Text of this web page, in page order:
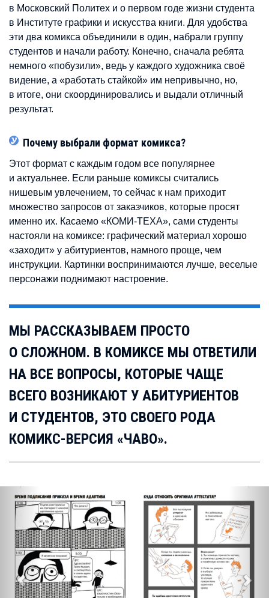
в Московский Политех и о первом годе жизни студента
в Институте графики и искусства книги. Для удобства
эти два комикса объединили в один, набрали группу
студентов и начали работу. Конечно, сначала ребята
немного «побузили», ведь у каждого художника своё
видение, а «работать стайкой» им непривычно, но,
в итоге, они скоординировались и выдали отличный
результат.
Почему выбрали формат комикса?
Этот формат с каждым годом все популярнее
и актуальнее. Если раньше комиксы считались
нишевым увлечением, то сейчас к нам приходит
множество запросов от заказчиков, которые просят
именно их. Касаемо «КОМИ-ТЕХА», сами студенты
настояли на комиксе: графический материал хорошо
«заходит» у абитуриентов, намного проще, чем
инструкции. Картинки воспринимаются лучше, веселые
персонажи поднимают настроение.
МЫ РАССКАЗЫВАЕМ ПРОСТО
О СЛОЖНОМ. В КОМИКСЕ МЫ ОТВЕТИЛИ
НА ВСЕ ВОПРОСЫ, КОТОРЫЕ ЧАЩЕ
ВСЕГО ВОЗНИКАЮТ У АБИТУРИЕНТОВ
И СТУДЕНТОВ, ЭТО СВОЕГО РОДА
КОМИКС-ВЕРСИЯ «ЧАВО».